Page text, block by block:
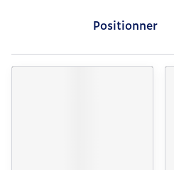
Trier par: